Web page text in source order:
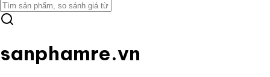
sanphamre.vn